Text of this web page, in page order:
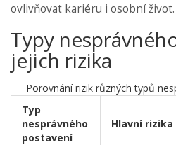
ovlivňovat kariéru i osobní život.
Typy
jejich rizika
Porovnání rizik různých typů
Typ
nesprávného
postavení
Hlavní rizika